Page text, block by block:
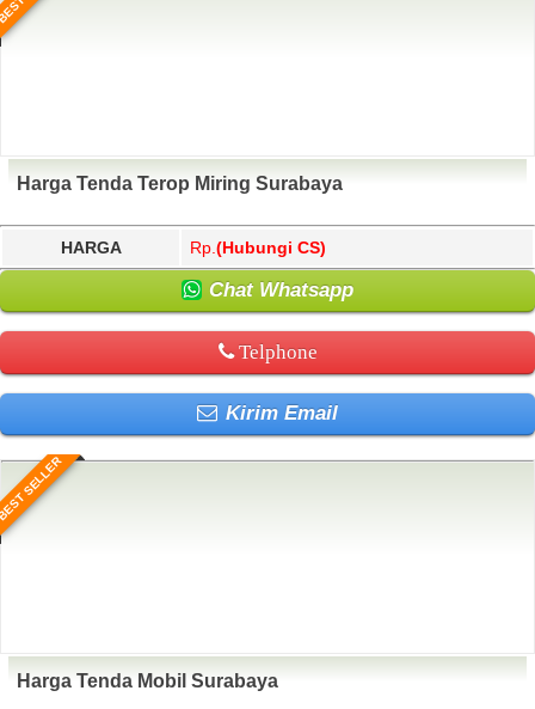
Harga Tenda Terop Miring Surabaya
HARGA Rp. (Hubungi CS)
Chat Whatsapp
Telphone
Kirim Email
SELLER
Harga Tenda Mobil Surabaya